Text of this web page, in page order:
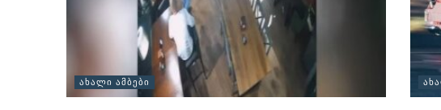
ᲐᲮᲐᲚᲘ ᲐᲛᲑᲔᲑᲘ